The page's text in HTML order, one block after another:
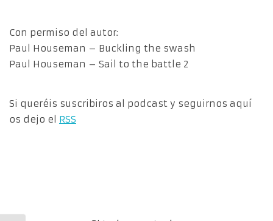
Con permiso del autor:
Paul Houseman – Buckling the swash
Paul Houseman – Sail to the battle 2
Si queréis suscribiros al podcast y seguirnos aquí
os dejo el RSS